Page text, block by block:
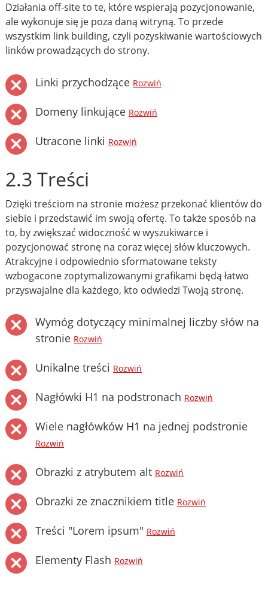
Działania off-site to te, które wspierają pozycjonowanie,
ale wykonuje się je poza daną witryną. To przede
wszystkim link building, czyli pozyskiwanie wartościowych
linków prowadzących do strony.
Linki przychodzące Rozwiń
Domeny linkujące Rozwiń
Utracone linki Rozwiń
2.3 Treści
Dzięki treściom na stronie możesz przekonać klientów do
siebie i przedstawić im swoją ofertę. To także sposób na
to, by zwiększać widoczność w wyszukiwarce i
pozycjonować stronę na coraz więcej słów kluczowych.
Atrakcyjne i odpowiednio sformatowane teksty
wzbogacone zoptymalizowanymi grafikami będą łatwo
przyswajalne dla każdego, kto odwiedzi Twoją stronę.
Wymóg dotyczący minimalnej liczby słów na
stronie Rozwiń
Unikalne treści Rozwiń
Nagłówki H1 na podstronach Rozwiń
Wiele nagłówków H1 na jednej podstronie
Rozwiń
Obrazki z atrybutem alt Rozwiń
Obrazki ze znacznikiem title Rozwiń
Treści "Lorem ipsum" Rozwiń
Elementy Flash Rozwiń